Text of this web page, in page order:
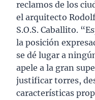
reclamos de los
el arquitecto
S.O.S. Caballito.
la posición
se dé lugar a
apele a la gran
justificar torres,
características